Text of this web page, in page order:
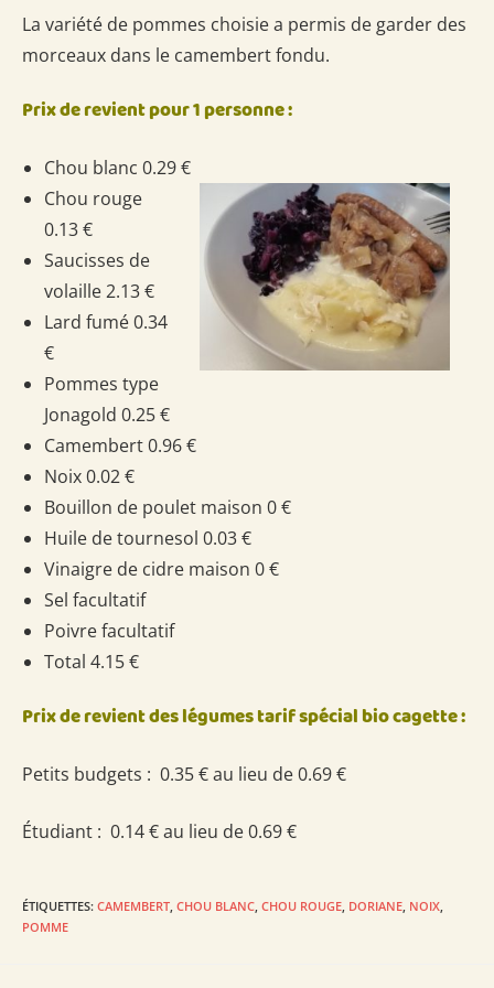
La variété de pommes choisie a permis de garder des
morceaux dans le camembert fondu.
Prix de revient pour 1 personne :
Chou blanc 0.29 €
Chou rouge
0.13 €
Saucisses de
volaille 2.13 €
Lard fumé 0.34
€
Pommes type
Jonagold 0.25 €
Camembert 0.96 €
Noix 0.02 €
Bouillon de poulet maison 0 €
Huile de tournesol 0.03 €
Vinaigre de cidre maison 0 €
Sel facultatif
Poivre facultatif
Total 4.15 €
Prix de revient des légumes tarif spécial bio cagette :
Petits budgets : 0.35 € au lieu de 0.69 €
Étudiant : 0.14 € au lieu de 0.69 €
ÉTIQUETTES: CAMEMBERT CHOU BLANC CHOU ROUGE DORIANE NOIX
POMME